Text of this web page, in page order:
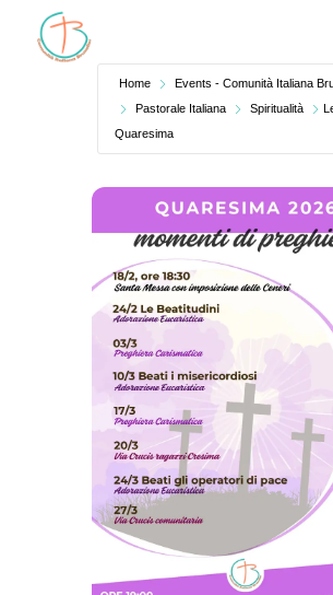
Home
Events - Comunità Italiana
Pastorale Italiana
Spiritualità
Quaresima